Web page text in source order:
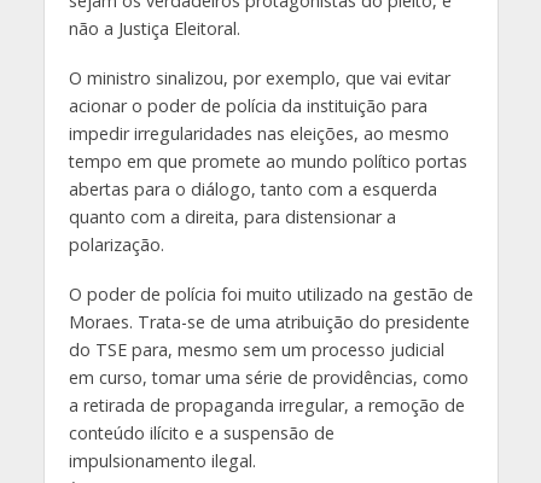
não a Justiça Eleitoral.
O ministro sinalizou, por exemplo, que vai evitar
acionar o poder de polícia da instituição para
impedir irregularidades nas eleições, ao mesmo
tempo em que promete ao mundo político portas
abertas para o diálogo, tanto com a esquerda
quanto com a direita, para distensionar a
polarização.
O poder de polícia foi muito utilizado na gestão de
Moraes. Trata-se de uma atribuição do presidente
do TSE para, mesmo sem um processo judicial
em curso, tomar uma série de providências, como
a retirada de propaganda irregular, a remoção de
conteúdo ilícito e a suspensão de
impulsionamento ilegal.